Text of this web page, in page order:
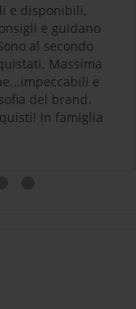
e disponibili,
e guidano
al secondo
Massima
e
del brand.
In famiglia
acquisti.
è stata